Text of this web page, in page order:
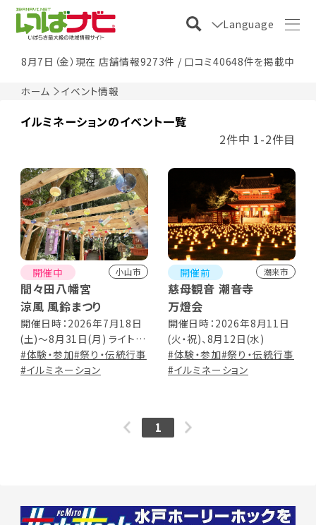
Language
8月7日（金）現在 店舗情報9273件 / 口コミ40648件を掲載中
ホーム イベント情報
イルミネーションのイベント一覧
2件中 1-2件目
開催中 小山市
間々田八幡宮
涼風 風鈴まつり
開催日時：2026年7月18日
(土)～8月31日(月) ライトア
ップは21:00まで
#体験・参加#祭り・伝統行事
#イルミネーション
開催前 潮来市
慈母観音 潮音寺
万燈会
開催日時：2026年8月11日
(火・祝)、8月12日(水)
#体験・参加#祭り・伝統行事
#イルミネーション
1